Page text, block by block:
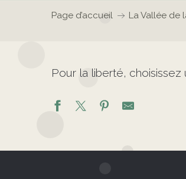
Page d’accueil La Vallée de
Pour la liberté,